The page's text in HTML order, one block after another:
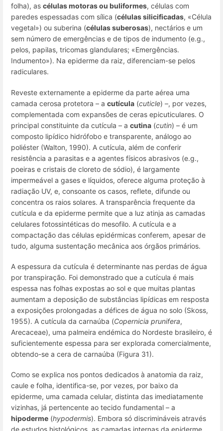
folha), as células motoras ou buliformes, células com
paredes espessadas com sílica (células silicificadas, «Célula
vegetal») ou suberina (células suberosas), nectários e um
sem número de emergências e de tipos de indumento (e.g.,
pelos, papilas, tricomas glandulares; «Emergências.
Indumento»). Na epiderme da raiz, diferenciam-se pelos
radiculares.
Reveste externamente a epiderme da parte aérea uma
camada cerosa protetora – a cutícula (cuticle) –, por vezes,
complementada com expansões de ceras epicuticulares. O
principal constituinte da cutícula – a cutina (cutin) – é um
composto lipídico hidrófobo e transparente, análogo ao
poliéster (Walton, 1990). A cutícula, além de conferir
resistência a parasitas e a agentes físicos abrasivos (e.g.,
poeiras e cristais de cloreto de sódio), é largamente
impermeável a gases e líquidos, oferece alguma proteção à
radiação UV, e, consoante os casos, reflete, difunde ou
concentra os raios solares. A transparência frequente da
cutícula e da epiderme permite que a luz atinja as camadas
celulares fotossintéticas do mesofilo. A cutícula e a
compactação das células epidérmicas conferem, apesar de
tudo, alguma sustentação mecânica aos órgãos primários.
A espessura da cutícula é determinante nas perdas de água
por transpiração. Foi demonstrado que a cutícula é mais
espessa nas folhas expostas ao sol e que muitas plantas
aumentam a deposição de substâncias lipídicas em resposta
a exposições prolongadas a défices de água no solo (Skoss,
1955). A cutícula da carnaúba (Copernicia prunifera,
Arecaceae), uma palmeira endémica do Nordeste brasileiro, é
suficientemente espessa para ser explorada comercialmente,
obtendo-se a cera de carnaúba (Figura 31).
Como se explica nos pontos dedicados à anatomia da raiz,
caule e folha, identifica-se, por vezes, por baixo da
epiderme, uma camada celular, distinta das imediatamente
vizinhas, já pertencente ao tecido fundamental – a
hipoderme (hypodermis). Embora só discrimináveis através